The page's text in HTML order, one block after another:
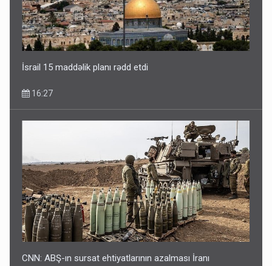
İsrail 15 maddəlik planı rədd etdi
16:27
CNN: ABŞ-ın sursat ehtiyatlarının azalması İranı